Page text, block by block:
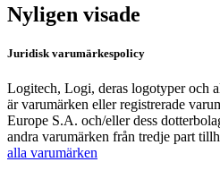
Nyligen visade
Juridisk varumärkespolicy
Logitech, Logi, deras logotyper och
är varumärken eller registrerade
Europe S.A. och/eller dess
andra varumärken från tredje part
alla varumärken